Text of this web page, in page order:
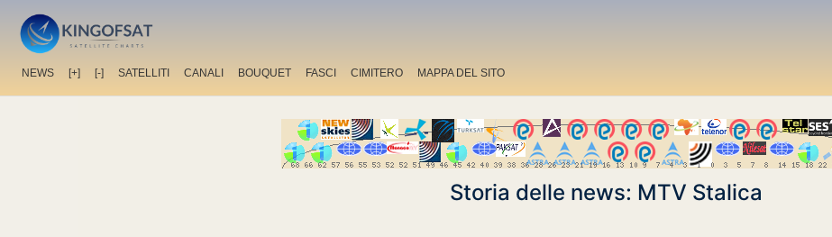
NEWS [+] [-] SATELLITI CANALI BOUQUET FASCI CIMITERO MAPPA DEL SITO
Storia delle news: MTV Stalica